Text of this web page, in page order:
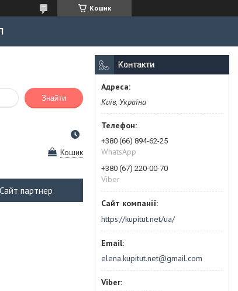
Кошик
Знайти
Кошик
Сайт партнер
Контакти
Київ, Україна
+380 (66) 894-62-25
WhatsApp
+380 (67) 220-00-70
Viber
https://kupitut.net/ua/
elena.kupitut.net@gmail.com